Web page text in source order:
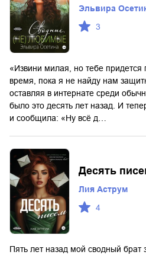
Эльвира
3
«Извини милая, но тебе придется
время, пока я не найду нам
оставляя в интернате среди
было это десять лет назад. И
и сообщила: «Ну всё д…
Десять
Лия Аструм
4
Пять лет назад мой сводный брат